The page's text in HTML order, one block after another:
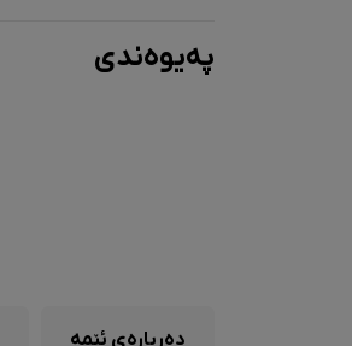
پەیوەندی
دەربارەی ئێمە